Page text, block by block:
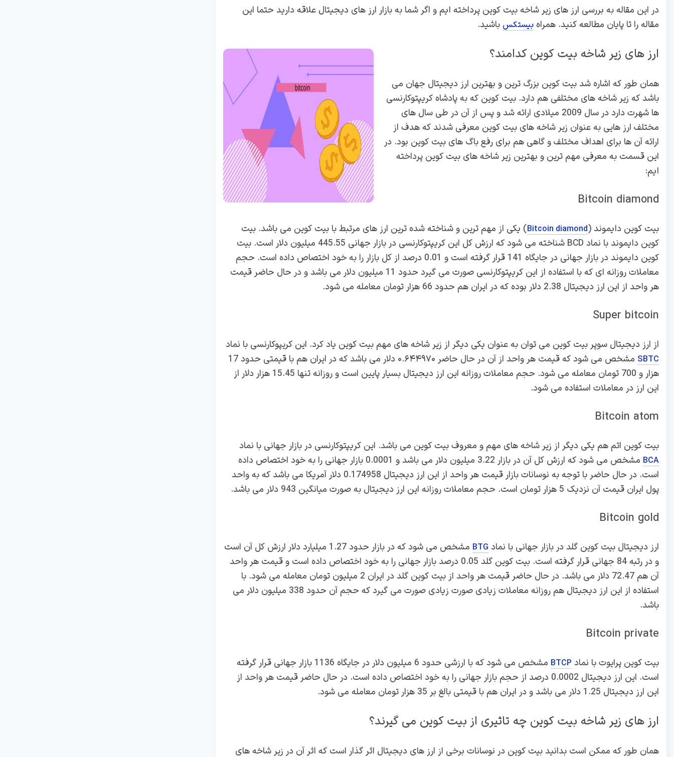
در این مقاله به بررسی ارز های زیر شاخه بیت کوین پرداخته ایم و اگر شما به بازار ارز های دیجیتال علاقه دارید حتما این
مقاله را تا پایان مطالعه کنید. همراه بیستکس باشید.
ارز های زیر شاخه بیت کوین کدامند؟
همان طور که اشاره شد بیت کوین بزرگ ترین و بهترین ارز دیجیتال جهان می
باشد که زیر شاخه های مختلفی هم دارد. بیت کوین که به پادشاه کریپتوکارنسی
ها شهرت دارد در سال 2009 میلادی ارائه شد و پس از آن در طی سال های
مختلف ارز هایی به عنوان زیر شاخه های بیت کوین معرفی شدند که هدف از
ارائه آن ها برای اهداف مختلف و گاهی هم برای رفع باگ های بیت کوین بود. در
این قسمت به معرفی مهم ترین و بهترین زیر شاخه های بیت کوین پرداخته
ایم:
Bitcoin diamond
بیت کوین دایموند (Bitcoin diamond) یکی از مهم ترین و شناخته شده ترین ارز های مرتبط با بیت کوین می باشد. بیت
کوین دایموند با نماد BCD شناخته می شود که ارزش کل این کریپتوکارنسی در بازار جهانی 445.55 میلیون دلار است. بیت
کوین دایموند در بازار جهانی در جایگاه 141 قرار گرفته است و 0.01 درصد از کل بازار را به خود اختصاص داده است. حجم
معاملات روزانه ای که با استفاده از این کریپتوکارنسی صورت می گیرد حدود 11 میلیون دلار می باشد و در حال حاضر قیمت
هر واحد از این ارز دیجیتال 2.38 دلار بوده که در ایران هم حدود 66 هزار تومان معامله می شود.
Super bitcoin
از ارز دیجیتال سوپر بیت کوین می توان به عنوان یکی دیگر از زیر شاخه های مهم بیت کوین یاد کرد. این کریپوکارنسی با نماد
SBTC
مشخص می شود که قیمت هر واحد از آن در حال حاضر ۰.۶۴۴۹۷۰ دلار می باشد که در ایران هم با قیمتی حدود 17
هزار و 700 تومان معامله می شود. حجم معاملات روزانه این ارز دیجیتال بسیار پایین است و روزانه تنها 15.45 هزار دلار از
این ارز در معاملات استفاده می شود.
Bitcoin atom
بیت کوین اتم هم یکی دیگر از زیر شاخه های مهم و معروف بیت کوین می باشد. این کریپتوکارنسی در بازار جهانی با نماد
BCA
مشخص می شود که ارزش کل آن در بازار 3.22 میلیون دلار می باشد و 0.0001 بازار جهانی را به خود اختصاص داده
است. در حال حاضر با توجه به نوسانات بازار قیمت هر واحد از این ارز دیجیتال 0.174958 دلار آمریکا می باشد که به واحد
پول ایران قیمت آن نزدیک 5 هزار تومان است. حجم معاملات روزانه این ارز دیجیتال به صورت میانگین 943 دلار می باشد.
Bitcoin gold
ارز دیجیتال بیت کوین گلد در بازار جهانی با نماد BTG
مشخص می شود که در بازار حدود 1.27 میلیارد دلار ارزش کل آن است
و در رتبه 84 جهانی قرار گرفته است. بیت کوین گلد 0.05 درصد بازار جهانی را به خود اختصاص داده است و قیمت هر واحد
آن هم 72.47 دلار می باشد. در حال حاضر قیمت هر واحد از بیت کوین گلد در ایران 2 میلیون تومان معامله می شود. با
استفاده از این ارز دیجیتال هم روزانه معاملات زیادی صورت زیادی صورت می گیرد که حجم آن حدود 338 میلیون دلار می
باشد.
Bitcoin private
بیت کوین پرایوت با نماد BTCP
مشخص می شود که با ارزشی حدود 6 میلیون دلار در جایگاه 1136 بازار جهانی قرار گرفته
است. این ارز دیجیتال 0.0002 درصد از حجم بازار جهانی را به خود اختصاص داده است. در حال حاضر قیمت هر واحد از
این ارز دیجیتال 1.25 دلار می باشد و در ایران هم با قیمتی بالغ بر 35 هزار تومان معامله می شود.
ارز های زیر شاخه بیت کوین چه تاثیری از بیت کوین می گیرند؟
همان طور که ممکن است بدانید بیت کوین در نوسانات برخی از ارز های دیجیتال اثر گذار است که اثر آن در زیر شاخه های